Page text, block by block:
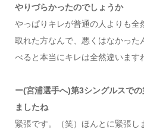
やりづらかったのでしょうか
やっぱりキレが普通の人よりも全
取れた方なんで、悪くはなかった
べると本当にキレは全然違います
ー(宮浦選手へ)第3シングルスで
ましたね
緊張です。（笑）ほんとに緊張し